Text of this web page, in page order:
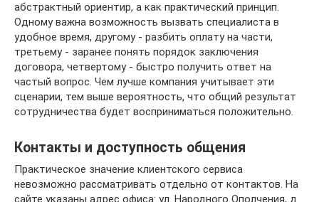
абстрактный ориентир, а как практический принцип.
Одному важна возможность вызвать специалиста в
удобное время, другому - разбить оплату на части,
третьему - заранее понять порядок заключения
договора, четвертому - быстро получить ответ на
частый вопрос. Чем лучше компания учитывает эти
сценарии, тем выше вероятность, что общий результат
сотрудничества будет восприниматься положительно.
Контакты и доступность общения
Практическое значение клиентского сервиса
невозможно рассматривать отдельно от контактов. На
сайте указаны адрес офиса: ул. Народного Ополчения, д.